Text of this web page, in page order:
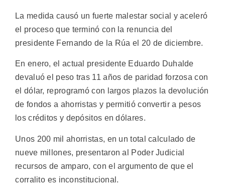
La medida causó un fuerte malestar social y aceleró
el proceso que terminó con la renuncia del
presidente Fernando de la Rúa el 20 de diciembre.
En enero, el actual presidente Eduardo Duhalde
devaluó el peso tras 11 años de paridad forzosa con
el dólar, reprogramó con largos plazos la devolución
de fondos a ahorristas y permitió convertir a pesos
los créditos y depósitos en dólares.
Unos 200 mil ahorristas, en un total calculado de
nueve millones, presentaron al Poder Judicial
recursos de amparo, con el argumento de que el
corralito es inconstitucional.